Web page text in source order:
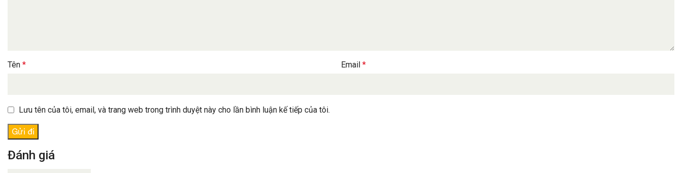
Đánh giá
Tên* Email*
Lưu tên của tôi, email, và trang web trong trình duyệt này cho lần bình luận kế tiếp của tôi.